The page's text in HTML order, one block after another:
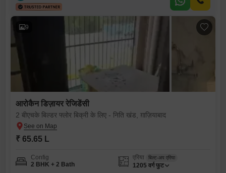
9
आरोकैन डिज़ायर रेजिडेंसी
2 बीएचके बिल्डर फ्लोर बिक्री के लिए - निति खंड, ग़ाज़ियाबाद
₹ 65.65 L
Config
2 BHK + 2 Bath
एरिया बिल्ट-अप एरिया
1205 वर्ग फुट